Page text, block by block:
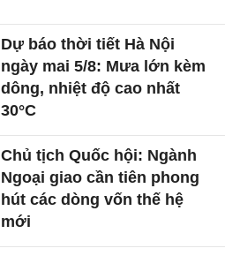
Dự báo thời tiết Hà Nội
ngày mai 5/8: Mưa lớn kèm
dông, nhiệt độ cao nhất
30°C
Chủ tịch Quốc hội: Ngành
Ngoại giao cần tiên phong
hút các dòng vốn thế hệ
mới